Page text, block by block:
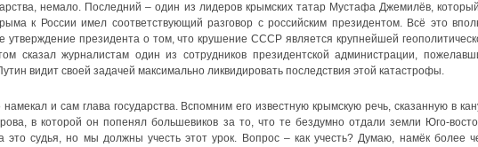
немало. Последний – один из лидеров крымских татар Мустафа Джемилёв,
к России имел соответствующий разговор с российским президентом. Всё это
утверждение президента о том, что крушение СССР является крупнейшей
сказал журналистам один из сотрудников президентской администрации,
видит своей задачей максимально ликвидировать последствия этой катастрофы.
и сам глава государства. Вспомним его известную крымскую речь, сказанную в
в которой он попенял большевиков за то, что те бездумно отдали земли Юго-
это судья, но мы должны учесть этот урок. Вопрос – как учесть? Думаю, намёк более